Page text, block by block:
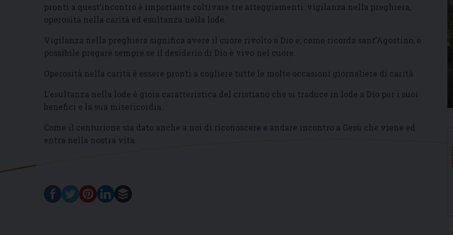
pronti a quest’incontro è importante coltivare tre atteggiamenti: vigilanza nella preghiera,
operosità nella carità ed esultanza nella lode.
Vigilanza nella preghiera significa avere il cuore rivolto a Dio e, come ricorda sant’Agostino, è
possibile pregare sempre se il desiderio di Dio è vivo nel cuore.
Operosità nella carità è essere pronti a cogliere tutte le molte occasioni giornaliere di carità.
L’esultanza nella lode è gioia caratteristica del cristiano che si traduce in lode a Dio per i suoi
benefici e la sua misericordia.
Come il centurione sia dato anche a noi di riconoscere e andare incontro a Gesù che viene ed
entra nella nostra vita.